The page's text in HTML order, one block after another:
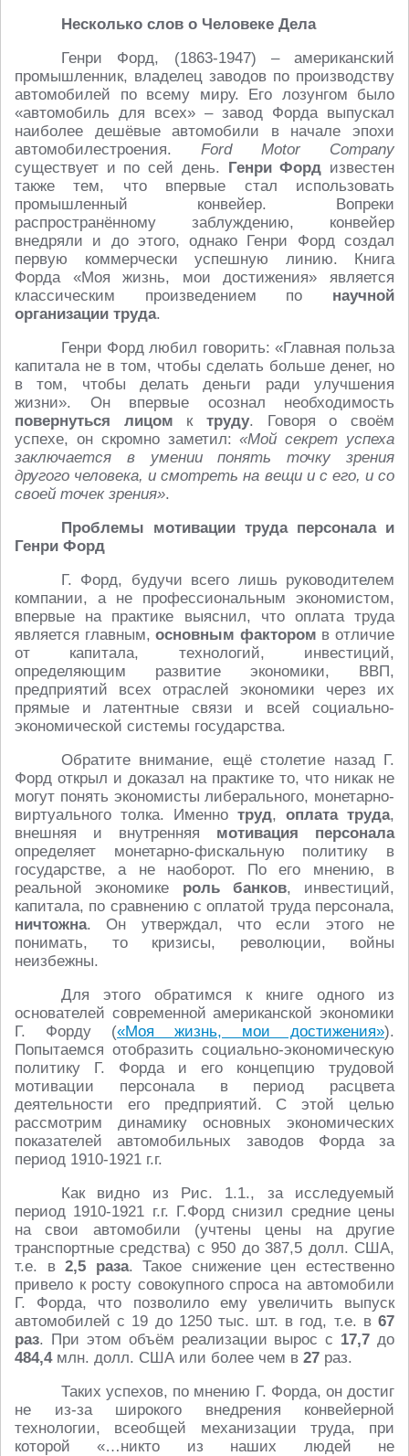
Несколько слов о Человеке Дела
Генри Форд, (1863-1947) – американский
промышленник, владелец заводов по производству
автомобилей по всему миру. Его лозунгом было
«автомобиль для всех» – завод Форда выпускал
наиболее дешёвые автомобили в начале эпохи
автомобилестроения. Ford Motor Company
существует и по сей день. Генри Форд известен
также тем, что впервые стал использовать
промышленный конвейер. Вопреки
распространённому заблуждению, конвейер
внедряли и до этого, однако Генри Форд создал
первую коммерчески успешную линию. Книга
Форда «Моя жизнь, мои достижения» является
классическим произведением по научной
организации труда.
Генри Форд любил говорить: «Главная польза
капитала не в том, чтобы сделать больше денег, но
в том, чтобы делать деньги ради улучшения
жизни». Он впервые осознал необходимость
повернуться лицом ктруду. Говоря о своём
успехе, он скромно заметил:«Мой секрет успеха
заключается в умении понять точку зрения
другого человека, и смотреть на вещи и с его, и со
своей точек зрения».
Проблемы мотивации труда персонала и
Генри Форд
Г. Форд, будучи всего лишь руководителем
компании, а не профессиональным экономистом,
впервые на практике выяснил, что оплата труда
является главным,основным фактором в отличие
от капитала, технологий, инвестиций,
определяющим развитие экономики, ВВП,
предприятий всех отраслей экономики через их
прямые и латентные связи и всей социально-
экономической системы государства.
Обратите внимание, ещё столетие назад Г.
Форд открыл и доказал на практике то, что никак не
могут понять экономисты либерального, монетарно-
виртуального толка. Именно труд, оплата труда,
внешняя и внутренняя мотивация персонала
определяет монетарно-фискальную политику в
государстве, а не наоборот. По его мнению, в
реальной экономике роль банков, инвестиций,
капитала, по сравнению с оплатой труда персонала,
ничтожна. Он утверждал, что если этого не
понимать, то кризисы, революции, войны
неизбежны.
Для этого обратимся к книге одного из
основателей современной американской экономики
Г. Форду («Моя жизнь, мои достижения»).
Попытаемся отобразить социально-экономическую
политику Г. Форда и его концепцию трудовой
мотивации персонала в период расцвета
деятельности его предприятий. С этой целью
рассмотрим динамику основных экономических
показателей автомобильных заводов Форда за
период 1910-1921 г.г.
Как видно из Рис. 1.1., за исследуемый
период 1910-1921 г.г. Г.Форд снизил средние цены
на свои автомобили (учтены цены на другие
транспортные средства) с 950 до 387,5 долл. США,
т.е. в2,5 раза. Такое снижение цен естественно
привело к росту совокупного спроса на автомобили
Г. Форда, что позволило ему увеличить выпуск
автомобилей с 19 до 1250 тыс. шт. в год, т.е. в 67
раз. При этом объём реализации вырос с 17,7 до
484,4млн. долл. США или более чем в 27 раз.
Таких успехов, по мнению Г. Форда, он достиг
не из-за широкого внедрения конвейерной
технологии, всеобщей механизации труда, при
которой «…никто из наших людей не